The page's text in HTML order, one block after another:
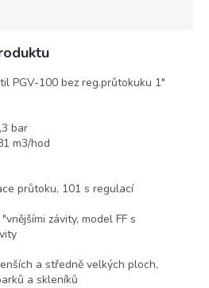
PGV-100 bez reg.průtokuku 1"
bar
m3/hod
průtoku, 101 s regulací
"vnějšími závity, model FF s
a středně velkých ploch,
a skleníků